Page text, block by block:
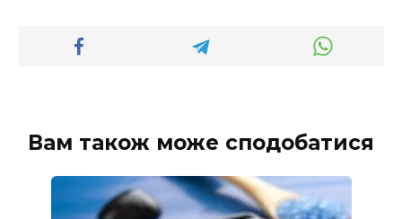
Вам також може сподобатися